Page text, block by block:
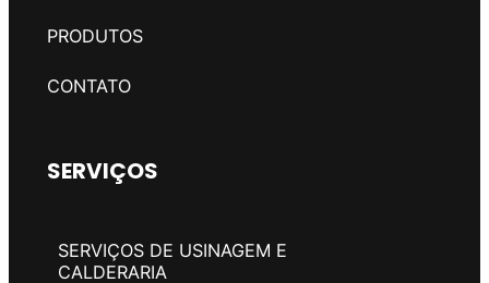
PRODUTOS
CONTATO
SERVIÇOS
SERVIÇOS DE USINAGEM E
CALDERARIA